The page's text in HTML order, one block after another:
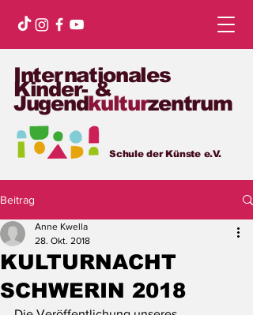
Internationales
Kinder- &
Jugendkulturzentrum
Schule der Künste e.V.
Beitrag
KULTURNACHT
SCHWERIN 2018
Anne Kwella
28. Okt. 2018